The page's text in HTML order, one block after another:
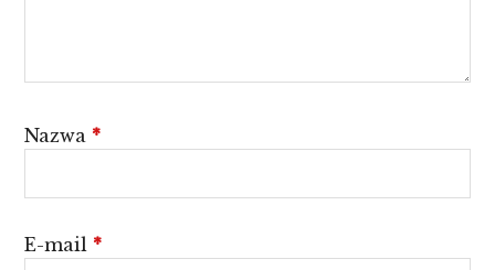
Nazwa *
E-mail *